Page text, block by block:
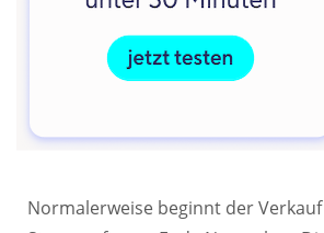
Normalerweise beginnt der